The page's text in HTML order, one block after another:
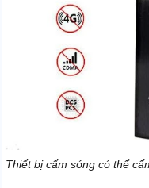
Thiết bị cấm sóng có thể